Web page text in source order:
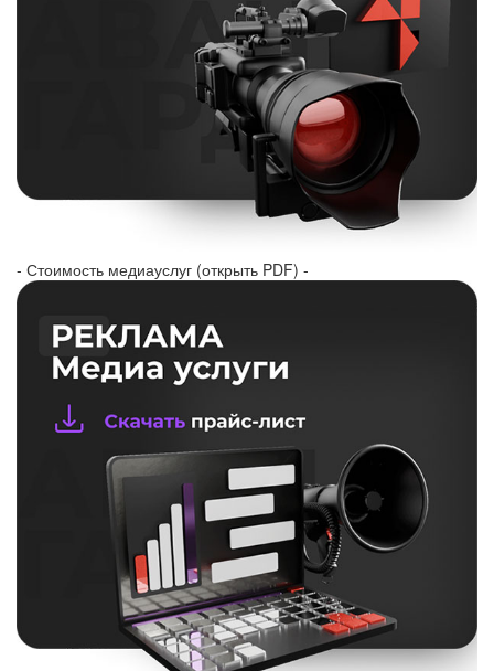
- Стоимость медиауслуг (открыть PDF) -